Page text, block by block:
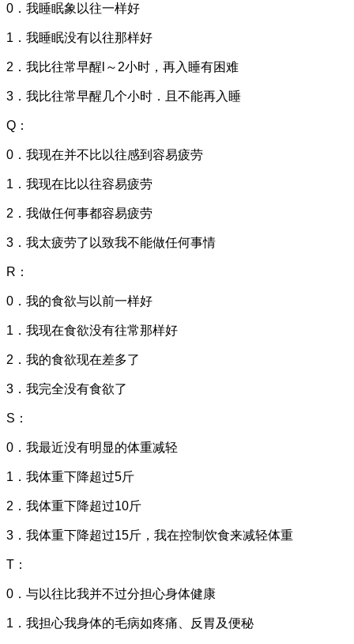
0．我睡眠象以往一样好
1．我睡眠没有以往那样好
2．我比往常早醒l～2小时，再入睡有困难
3．我比往常早醒几个小时．且不能再入睡
Q：
0．我现在并不比以往感到容易疲劳
1．我现在比以往容易疲劳
2．我做任何事都容易疲劳
3．我太疲劳了以致我不能做任何事情
R：
0．我的食欲与以前一样好
1．我现在食欲没有往常那样好
2．我的食欲现在差多了
3．我完全没有食欲了
S：
0．我最近没有明显的体重减轻
1．我体重下降超过5斤
2．我体重下降超过10斤
3．我体重下降超过15斤，我在控制饮食来减轻体重
T：
0．与以往比我并不过分担心身体健康
1．我担心我身体的毛病如疼痛、反胃及便秘